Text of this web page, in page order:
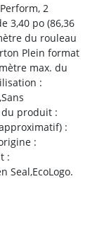
2
3,40 po (86,36
du rouleau
Plein format
max. du
:
du produit :
:
:
:
Seal,EcoLogo.